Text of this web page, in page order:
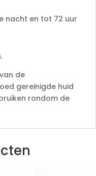
nacht en tot 72 uur
de
gereinigde huid
rondom de